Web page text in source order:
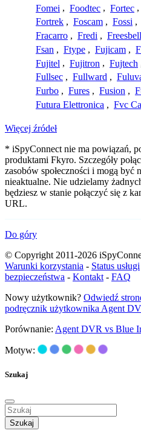
Fomei , Foodtec , Fortec ,
Fortrek , Foscam , Fossi ,
Fracarro , Fredi , Freesbell
Fsan , Ftype , Fujicam ,
Fujitel , Fujitron , Fujtech
Fullsec , Fullward ,
Furbo , Fures , Fusion ,
Futura Elettronica , Fvc
Więcej źródeł
* iSpyConnect nie ma powiązań,
produktami Fkyro. Szczegóły
zasobów społeczności i mogą być
nieaktualne. Nie udzielamy
będziesz w stanie połączyć się z
URL.
Do góry
© Copyright 2011-2026
Warunki korzystania - Status usługi
bezpieczeństwa - Kontakt - FAQ
Nowy użytkownik? Odwiedź
podręcznik użytkownika Agent
Porównanie: Agent DVR vs Blue
Motyw:
Szukaj
Szukaj